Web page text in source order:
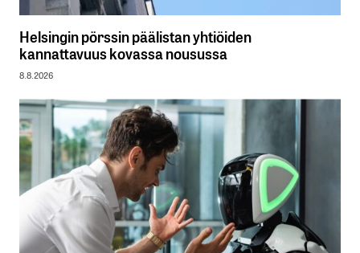
Helsingin pörssin päälistan yhtiöiden
kannattavuus kovassa nousussa
8.8.2026